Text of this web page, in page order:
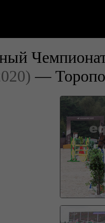
Чемпионат
—